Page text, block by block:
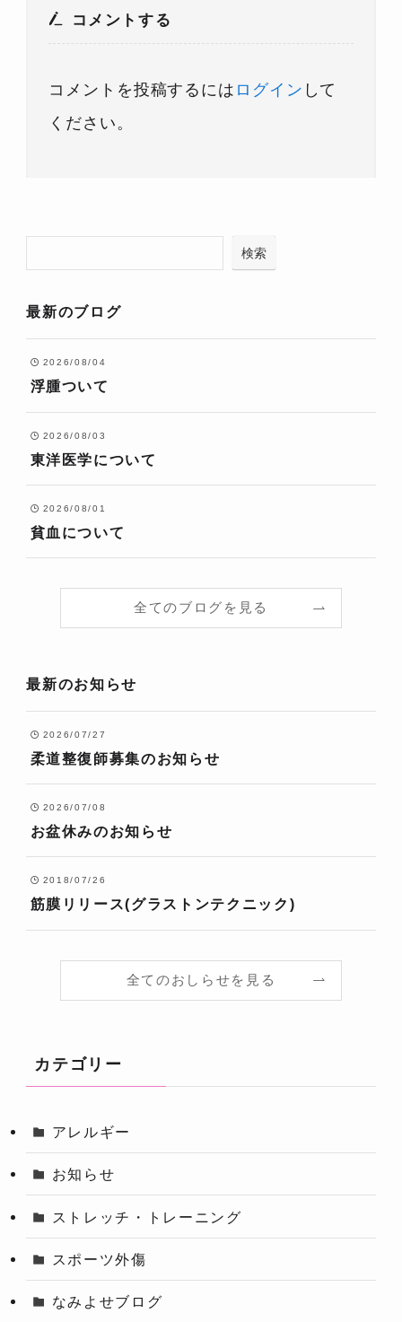
コメントする
コメントを投稿するには ログイン して
ください。
検索
最新のブログ
2026/08/04
浮腫ついて
2026/08/03
東洋医学について
2026/08/01
貧血について
全てのブログを見る
最新のお知らせ
2026/07/27
柔道整復師募集のお知らせ
2026/07/08
お盆休みのお知らせ
2018/07/26
筋膜リリース(グラストンテクニック)
全てのおしらせを見る
カテゴリー
アレルギー
お知らせ
ストレッチ・トレーニング
スポーツ外傷
なみよせブログ